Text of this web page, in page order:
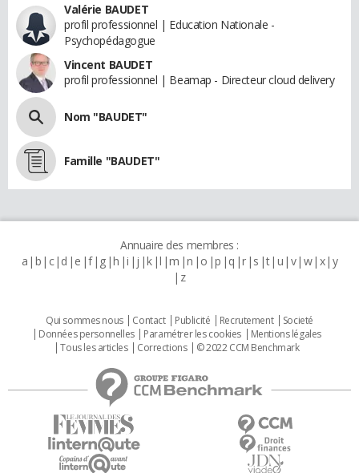
Valérie BAUDET
profil professionnel | Education Nationale -
Psychopédagogue
Vincent BAUDET
profil professionnel | Beamap - Directeur cloud delivery
Nom "BAUDET"
Famille "BAUDET"
Annuaire des membres :
a b c d e f g h i j k l m n o p q r s t u v w x y
z
Qui sommes nous Contact Publicité Recrutement
Societé
Données personnelles
Paramétrer les cookies
Mentions légales
Tous les articles
Corrections © 2022 CCM Benchmark